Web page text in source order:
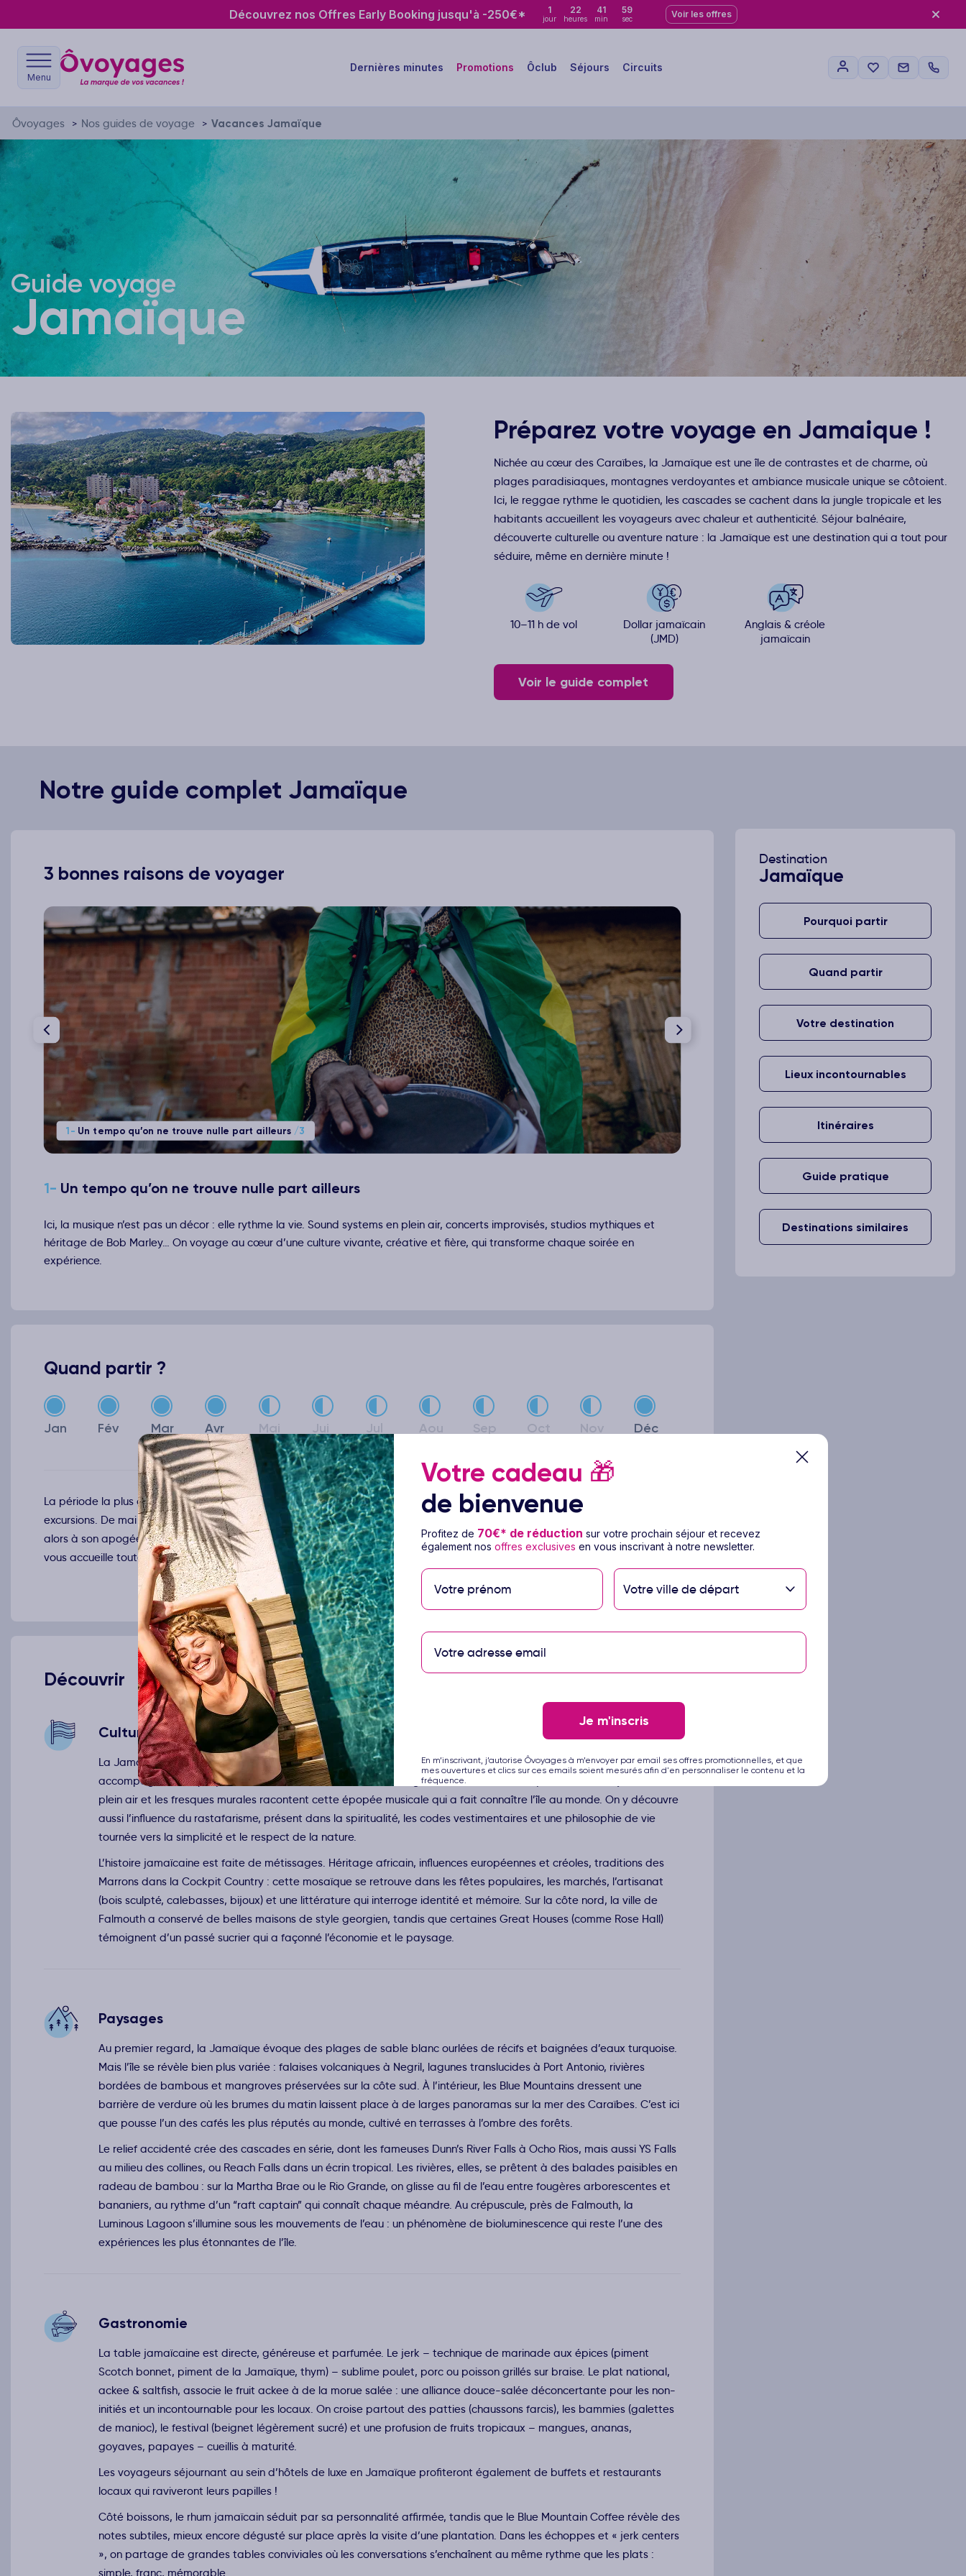
Découvrez nos Offres Early Booking jusqu'à -250€* 1
jour
22
heures
41
min
57
sec Voir les offres
Menu
Dernières minutes Promotions Ôclub Séjours Circuits
Ôvoyages > Nos guides de voyage > Vacances Jamaïque
Guide voyage
Jamaïque
Préparez votre voyage en Jamaique !
Nichée au cœur des Caraïbes, la Jamaïque est une île de contrastes et de charme, où
plages paradisiaques, montagnes verdoyantes et ambiance musicale unique se côtoient.
Ici, le reggae rythme le quotidien, les cascades se cachent dans la jungle tropicale et les
habitants accueillent les voyageurs avec chaleur et authenticité. Séjour balnéaire,
découverte culturelle ou aventure nature : la Jamaïque est une destination qui a tout pour
séduire, même en dernière minute !
10–11 h de vol
Dollar jamaïcain
(JMD)
Anglais & créole
jamaïcain
Voir le guide complet
Notre guide complet Jamaïque
3 bonnes raisons de voyager
1- Un tempo qu’on ne trouve nulle part ailleurs /3 Des expériences nature “signature”
1- Un tempo qu’on ne trouve nulle part ailleurs
Ici, la musique n’est pas un décor : elle rythme la vie. Sound systems en plein air, concerts improvisés, studios mythiques et
héritage de Bob Marley… On voyage au cœur d’une culture vivante, créative et fière, qui transforme chaque soirée en
expérience.
Quand partir ?
Jan Fév Mar Avr Mai Jui Jul Aou Sep Oct Nov Déc
La période la plus agréable s’étend de décembre à avril : temps sec, mer limpide et conditions parfaites pour la plage et les
excursions. De mai à juin puis de septembre à novembre, l’air est plus humide avec des averses passagères ; la nature est
alors à son apogée et l’affluence moindre. Juillet-août : plus chaud et animé, au rythme des festivals. En résumé, la Jamaïque
vous accueille toute l’année pour un séjour de rêve.
Découvrir
Culture
La Jamaïque est une île où la musique structure le quotidien. Reggae, ska, rocksteady puis dancehall ont
accompagné des époques, des idées, des mouvements. À Kingston, les studios historiques, les sound systems en
plein air et les fresques murales racontent cette épopée musicale qui a fait connaître l’île au monde. On y découvre
aussi l’influence du rastafarisme, présent dans la spiritualité, les codes vestimentaires et une philosophie de vie
tournée vers la simplicité et le respect de la nature.
L’histoire jamaïcaine est faite de métissages. Héritage africain, influences européennes et créoles, traditions des
Marrons dans la Cockpit Country : cette mosaïque se retrouve dans les fêtes populaires, les marchés, l’artisanat
(bois sculpté, calebasses, bijoux) et une littérature qui interroge identité et mémoire. Sur la côte nord, la ville de
Falmouth a conservé de belles maisons de style georgien, tandis que certaines Great Houses (comme Rose Hall)
témoignent d’un passé sucrier qui a façonné l’économie et le paysage.
Paysages
Au premier regard, la Jamaïque évoque des plages de sable blanc ourlées de récifs et baignées d’eaux turquoise.
Mais l’île se révèle bien plus variée : falaises volcaniques à Negril, lagunes translucides à Port Antonio, rivières
bordées de bambous et mangroves préservées sur la côte sud. À l’intérieur, les Blue Mountains dressent une
barrière de verdure où les brumes du matin laissent place à de larges panoramas sur la mer des Caraïbes. C’est ici
que pousse l’un des cafés les plus réputés au monde, cultivé en terrasses à l’ombre des forêts.
Le relief accidenté crée des cascades en série, dont les fameuses Dunn’s River Falls à Ocho Rios, mais aussi YS Falls
au milieu des collines, ou Reach Falls dans un écrin tropical. Les rivières, elles, se prêtent à des balades paisibles en
radeau de bambou : sur la Martha Brae ou le Rio Grande, on glisse au fil de l’eau entre fougères arborescentes et
bananiers, au rythme d’un “raft captain” qui connaît chaque méandre. Au crépuscule, près de Falmouth, la
Luminous Lagoon s’illumine sous les mouvements de l’eau : un phénomène de bioluminescence qui reste l’une des
expériences les plus étonnantes de l’île.
Gastronomie
La table jamaïcaine est directe, généreuse et parfumée. Le jerk – technique de marinade aux épices (piment
Scotch bonnet, piment de la Jamaïque, thym) – sublime poulet, porc ou poisson grillés sur braise. Le plat national,
ackee & saltfish, associe le fruit ackee à de la morue salée : une alliance douce-salée déconcertante pour les non-
initiés et un incontournable pour les locaux. On croise partout des patties (chaussons farcis), les bammies (galettes
de manioc), le festival (beignet légèrement sucré) et une profusion de fruits tropicaux – mangues, ananas,
goyaves, papayes – cueillis à maturité.
Les voyageurs séjournant au sein d’hôtels de luxe en Jamaïque profiteront également de buffets et restaurants
locaux qui raviveront leurs papilles !
Côté boissons, le rhum jamaïcain séduit par sa personnalité affirmée, tandis que le Blue Mountain Coffee révèle des
notes subtiles, mieux encore dégusté sur place après la visite d’une plantation. Dans les échoppes et « jerk centers
», on partage de grandes tables conviviales où les conversations s’enchaînent au même rythme que les plats :
simple, franc, mémorable.
Destination
Jamaïque
Pourquoi partir
Quand partir
Votre destination
Lieux incontournables
Itinéraires
Guide pratique
Destinations similaires
Votre cadeau 🎁
de bienvenue
Profitez de 70€* de réduction sur votre prochain séjour et recevez
également nosoffres exclusives en vous inscrivant à notre newsletter.
Votre ville de départ
Je m'inscris
En m’inscrivant, j’autorise Ôvoyages à m’envoyer par email ses offres promotionnelles, et que
mes ouvertures et clics sur ces emails soient mesurés afin d'en personnaliser le contenu et la
fréquence.